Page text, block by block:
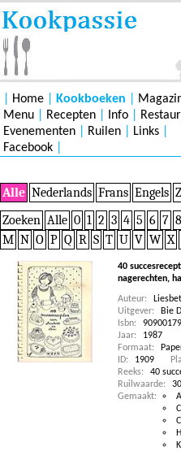
Home Kookboeken
Menu
Recepten Info
Evenementen
Ruilen Links
Facebook
Alle Nederlands Frans Engels
Zoeken Alle 0 1 2 3 4 5 6 7 8
M N O P Q R S T U V W X
40
nagerechten,
Auteur:
Uitgever:
Bie
Isbn:
Jaar:
1987
Formaat:
ID:
1909
Reeks:
40
Ruilwaarde:
Gemaakt: